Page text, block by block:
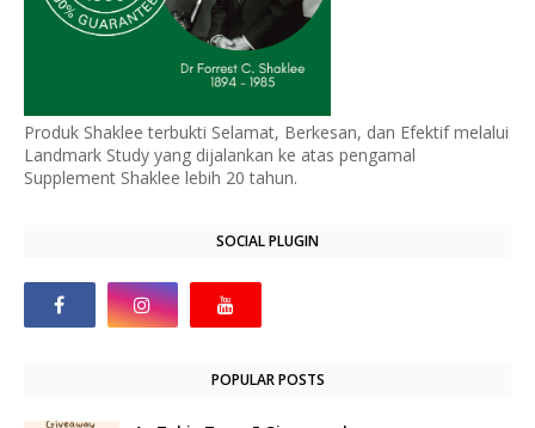
Produk Shaklee terbukti Selamat, Berkesan, dan Efektif melalui
Landmark Study yang dijalankan ke atas pengamal
Supplement Shaklee lebih 20 tahun.
SOCIAL PLUGIN
POPULAR POSTS